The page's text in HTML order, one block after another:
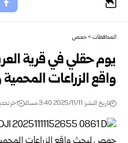
المحافظات>حمص
يوم حقلي في قرية
واقع الزراعات
تاريخ النشر: 2025/11/11 3:40 مساءً اخر تحديث: 2025/11/